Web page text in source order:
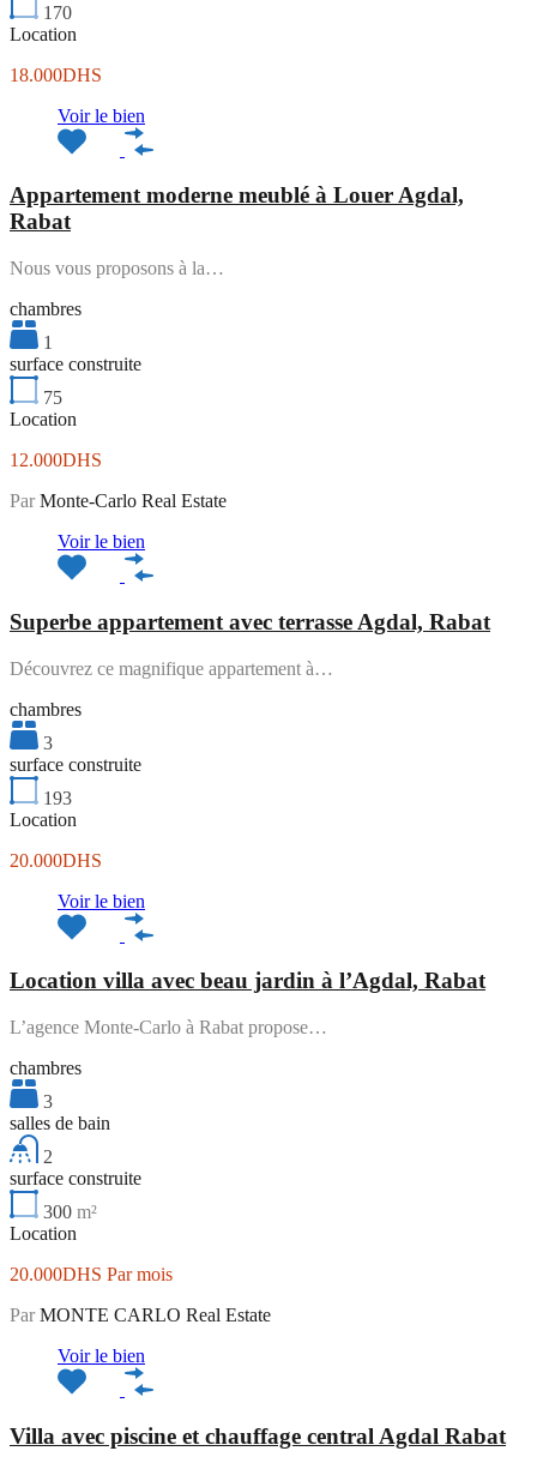
170
Location
18.000DHS
Voir le bien
Appartement moderne meublé à Louer Agdal,
Rabat
Nous vous proposons à la…
chambres
1
surface construite
75
Location
12.000DHS
Par Monte-Carlo Real Estate
Voir le bien
Superbe appartement avec terrasse Agdal, Rabat
Découvrez ce magnifique appartement à…
chambres
3
surface construite
193
Location
20.000DHS
Voir le bien
Location villa avec beau jardin à l’Agdal, Rabat
L’agence Monte-Carlo à Rabat propose…
chambres
3
salles de bain
2
surface construite
300 m²
Location
20.000DHS Par mois
Par MONTE CARLO Real Estate
Voir le bien
Villa avec piscine et chauffage central Agdal Rabat